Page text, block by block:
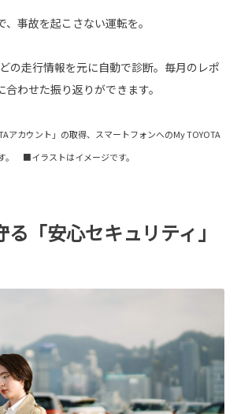
事故を起こさない運転を。
の走行情報を元に自動で診断。毎月のレポ
わせた振り返りができます。
アカウント」の取得、スマートフォンへのMy TOYOTA
。 ■イラストはイメージです。
「安心セキュリティ」